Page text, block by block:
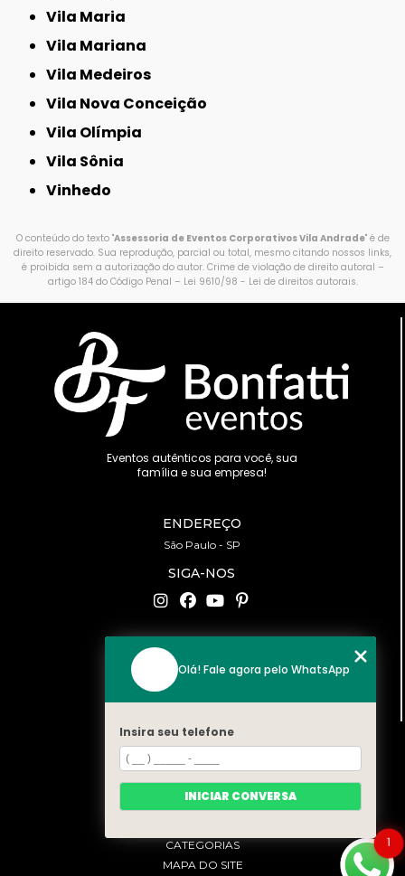
Vila Maria
Vila Mariana
Vila Medeiros
Vila Nova Conceição
Vila Olímpia
Vila Sônia
Vinhedo
O conteúdo do texto "Assessoria de Eventos Corporativos Vila Andrade" é de
direito reservado. Sua reprodução, parcial ou total, mesmo citando nossos links,
é proibida sem a autorização do autor. Crime de violação de direito autoral –
artigo 184 do Código Penal – Lei 9610/98 - Lei de direitos autorais.
Eventos autênticos para você, sua
família e sua empresa!
ENDEREÇO
São Paulo - SP
SIGA-NOS
CONTATO
(11) 94519-2422
contato@bonfattieventos.com.br
MENU
HOME
A BONFATTI
CATEGORIAS
MAPA DO SITE
1
Olá! Fale agora pelo WhatsApp
Insira seu telefone
INICIAR CONVERSA